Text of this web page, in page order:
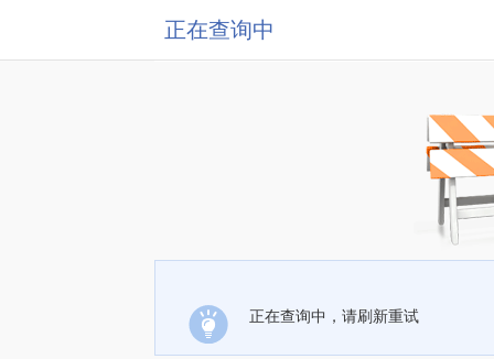
正在查询中
正在查询中，请刷新重试